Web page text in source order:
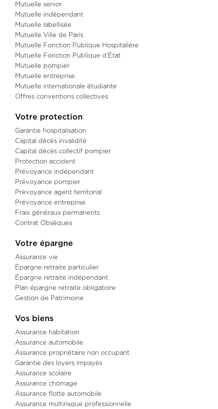
Mutuelle senior
Mutuelle indépendant
Mutuelle labellisée
Mutuelle Ville de Paris
Mutuelle Fonction Publique Hospitalière
Mutuelle Fonction Publique d'État
Mutuelle pompier
Mutuelle entreprise
Mutuelle internationale étudiante
Offres conventions collectives
Votre protection
Garantie hospitalisation
Capital décès invalidité
Capital décès collectif pompier
Protection accident
Prévoyance indépendant
Prévoyance pompier
Prévoyance agent territorial
Prévoyance entreprise
Frais généraux permanents
Contrat Obsèques
Votre épargne
Assurance vie
Épargne retraite particulier
Épargne retraite indépendant
Plan épargne retraite obligatoire
Gestion de Patrimoine
Vos biens
Assurance habitation
Assurance automobile
Assurance propriétaire non occupant
Garantie des loyers impayés
Assurance scolaire
Assurance chômage
Assurance flotte automobile
Assurance multirisque professionnelle